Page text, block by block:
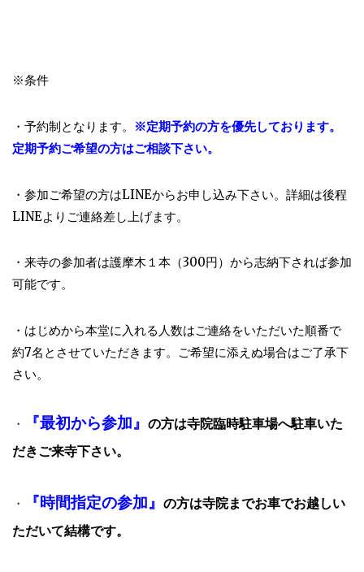
※条件
・予約制となります。
※定期予約の方を優先しております。
定期予約ご希望の方はご相談下さい。
・参加ご希望の方はLINEからお申し込み下さい。詳細は後程
LINEよりご連絡差し上げます。
・来寺の参加者は護摩木１本（300円）から志納下されば参加
可能です。
・はじめから本堂に入れる人数はご連絡をいただいた順番で
約7名とさせていただきます。ご希望に添えぬ場合はご了承下
さい。
・ 『最初から参加』 の方は寺院臨時駐車場へ駐車いた
だきご来寺下さい。
・ 『時間指定の参加』 の方は寺院までお車でお越しい
ただいて結構です。